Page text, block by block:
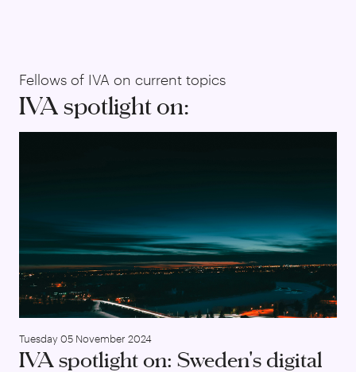
Fellows of IVA on current topics
IVA spotlight on:
Tuesday 05 November 2024
IVA spotlight on: Sweden's digital